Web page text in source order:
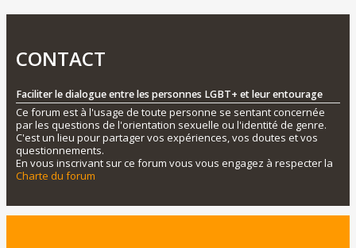
CONTACT
Faciliter le dialogue entre les personnes LGBT+ et leur entourage
Ce forum est à l'usage de toute personne se sentant concernée
par les questions de l'orientation sexuelle ou l'identité de genre.
C'est un lieu pour partager vos expériences, vos doutes et vos
questionnements.
En vous inscrivant sur ce forum vous vous engagez à respecter la
Charte du forum